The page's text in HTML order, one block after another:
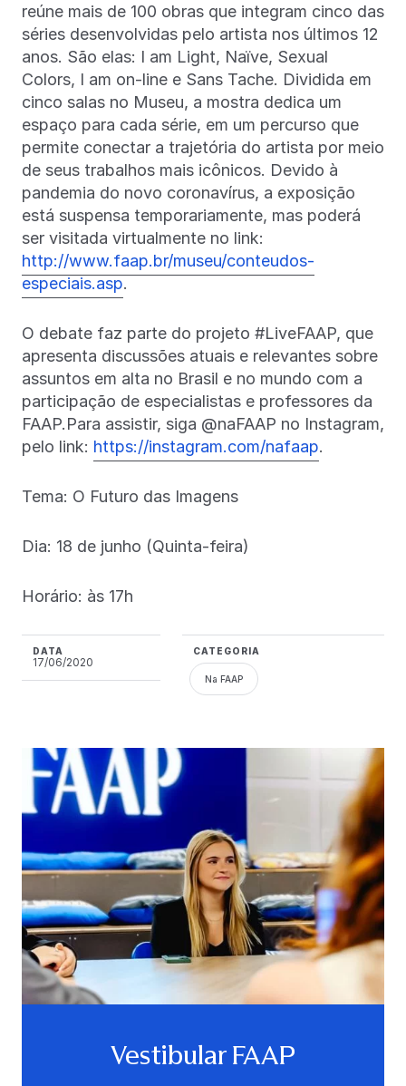
reúne mais de 100 obras que integram cinco das
séries desenvolvidas pelo artista nos últimos 12
anos. São elas: I am Light, Naïve, Sexual
Colors, I am on-line e Sans Tache. Dividida em
cinco salas no Museu, a mostra dedica um
espaço para cada série, em um percurso que
permite conectar a trajetória do artista por meio
de seus trabalhos mais icônicos. Devido à
pandemia do novo coronavírus, a exposição
está suspensa temporariamente, mas poderá
ser visitada virtualmente no link:
http://www.faap.br/museu/conteudos-
especiais.asp.
O debate faz parte do projeto #LiveFAAP, que
apresenta discussões atuais e relevantes sobre
assuntos em alta no Brasil e no mundo com a
participação de especialistas e professores da
FAAP.Para assistir, siga @naFAAP no Instagram,
pelo link: https://instagram.com/nafaap.
Tema: O Futuro das Imagens
Dia: 18 de junho (Quinta-feira)
Horário: às 17h
DATA
17/06/2020
CATEGORIA
Na FAAP
Vestibular FAAP